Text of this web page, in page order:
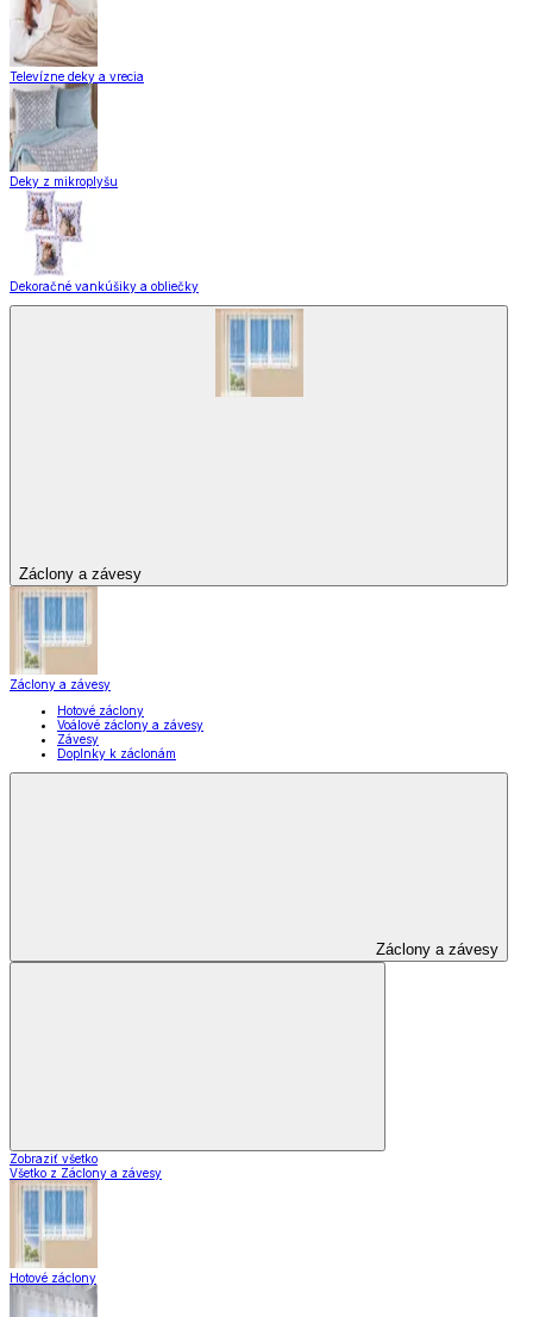
Televízne deky a vrecia
Deky z mikroplyšu
Dekoračné vankúšiky a obliečky
Záclony a závesy
Záclony a závesy
Hotové záclony
Voálové záclony a závesy
Závesy
Doplnky k záclonám
Záclony a závesy
Zobraziť všetko
Všetko z Záclony a závesy
Hotové záclony